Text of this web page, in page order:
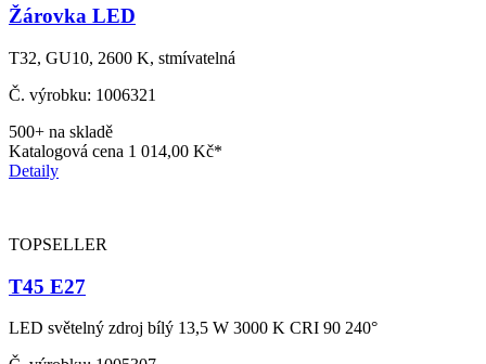
Žárovka LED
T32, GU10, 2600 K, stmívatelná
Č. výrobku: 1006321
500+ na skladě
Katalogová cena 1 014,00 Kč*
Detaily
TOPSELLER
T45 E27
LED světelný zdroj bílý 13,5 W 3000 K CRI 90 240°